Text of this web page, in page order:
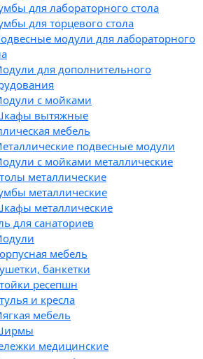
для лабораторного стола
для торцевого стола
модули для лабораторного
для дополнительного
с мойками
вытяжные
мебель
подвесные модули
с мойками металлические
металлические
металлические
металлические
для санаториев
мебель
банкетки
ресепшн
и кресла
мебель
медицинские